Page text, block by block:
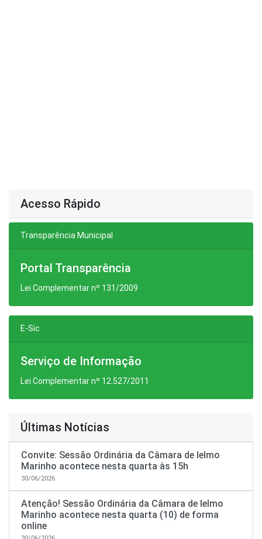
Acesso Rápido
Transparência Municipal
Portal Transparência
Lei Complementar nº 131/2009
E-Sic
Serviço de Informação
Lei Complementar nº 12.527/2011
Últimas Notícias
Convite: Sessão Ordinária da Câmara de Ielmo
Marinho acontece nesta quarta às 15h
30/06/2026
Atenção! Sessão Ordinária da Câmara de Ielmo
Marinho acontece nesta quarta (10) de forma
online